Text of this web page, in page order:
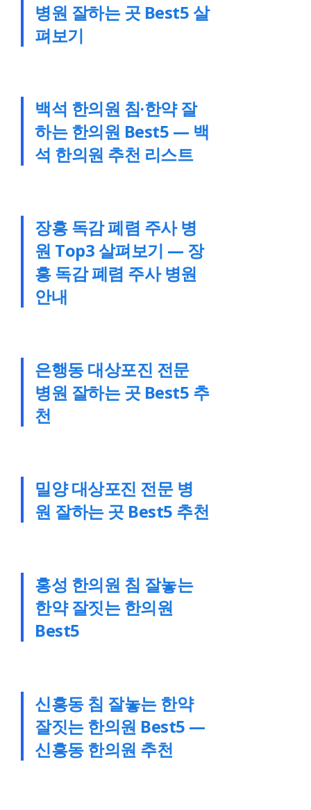
병원 잘하는 곳 Best5 살
펴보기
백석 한의원 침·한약 잘
하는 한의원 Best5 — 백
석 한의원 추천 리스트
장흥 독감 폐렴 주사 병
원 Top3 살펴보기 — 장
흥 독감 폐렴 주사 병원
안내
은행동 대상포진 전문
병원 잘하는 곳 Best5 추
천
밀양 대상포진 전문 병
원 잘하는 곳 Best5 추천
홍성 한의원 침 잘놓는
한약 잘짓는 한의원
Best5
신흥동 침 잘놓는 한약
잘짓는 한의원 Best5 —
신흥동 한의원 추천